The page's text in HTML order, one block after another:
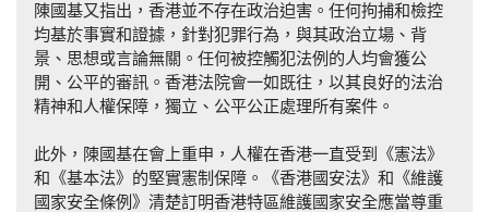
陳國基又指出，香港並不存在政治迫害。任何拘捕和檢控
均基於事實和證據，針對犯罪行為，與其政治立場、背
景、思想或言論無關。任何被控觸犯法例的人均會獲公
開、公平的審訊。香港法院會一如既往，以其良好的法治
精神和人權保障，獨立、公平公正處理所有案件。
此外，陳國基在會上重申，人權在香港一直受到《憲法》
和《基本法》的堅實憲制保障。《香港國安法》和《維護
國家安全條例》清楚訂明香港特區維護國家安全應當尊重